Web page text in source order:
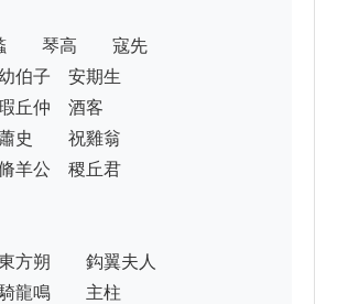
伯子　安期生
丘仲　酒客
史　　祝雞翁
羊公　稷丘君
方朔　　鈎翼夫人
龍鳴　　主柱